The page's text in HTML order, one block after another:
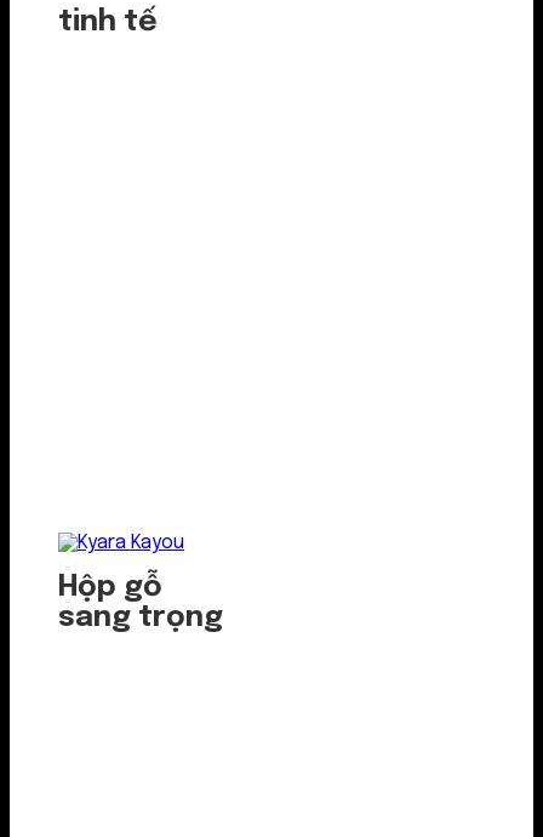
tinh tế
Hộp gỗ
sang trọng